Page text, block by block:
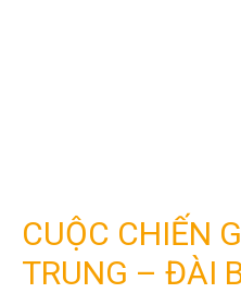
CUỘC CHIẾN
TRUNG – ĐÀI